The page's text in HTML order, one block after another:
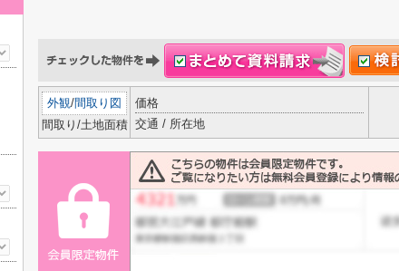
外観/間取り図
間取り/土地面積
価格
交通 / 所在地